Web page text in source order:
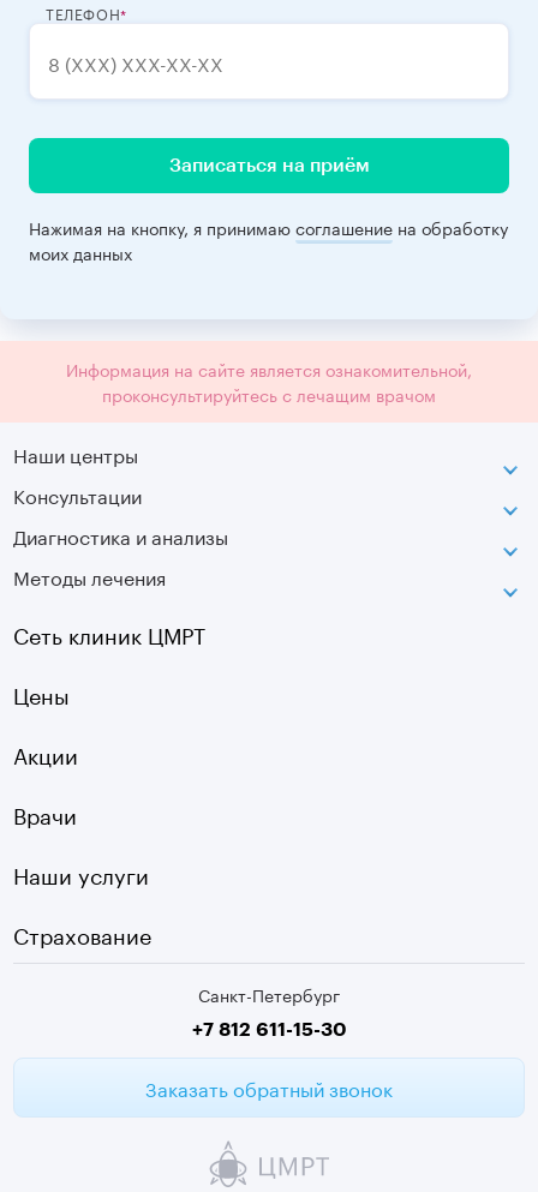
ТЕЛЕФОН
Записаться на приём
Нажимая на кнопку, я принимаюсоглашение на обработку
моих данных
Информация на сайте является ознакомительной,
проконсультируйтесь с лечащим врачом
Наши центры
Петроградская
Лаборатория движения
Московская
Озерки
Садовая
Старая Деревня
Девяткино
г. Колпино
Консультации
Диагностика и анализы
МРТ
Оптическая топография
УЗДГ
Чек-ап
ЭКГ
Медицинские анализы
Методы лечения
Санкт-Петербург
+7 812 611-15-30
Заказать обратный звонок
Сеть клиник ЦМРТ
Цены
Акции
Врачи
Наши услуги
Страхование